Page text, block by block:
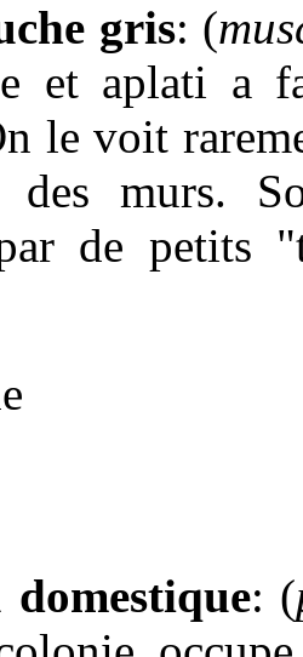
gris: (
et aplati a
le voit
des murs.
par de
: (